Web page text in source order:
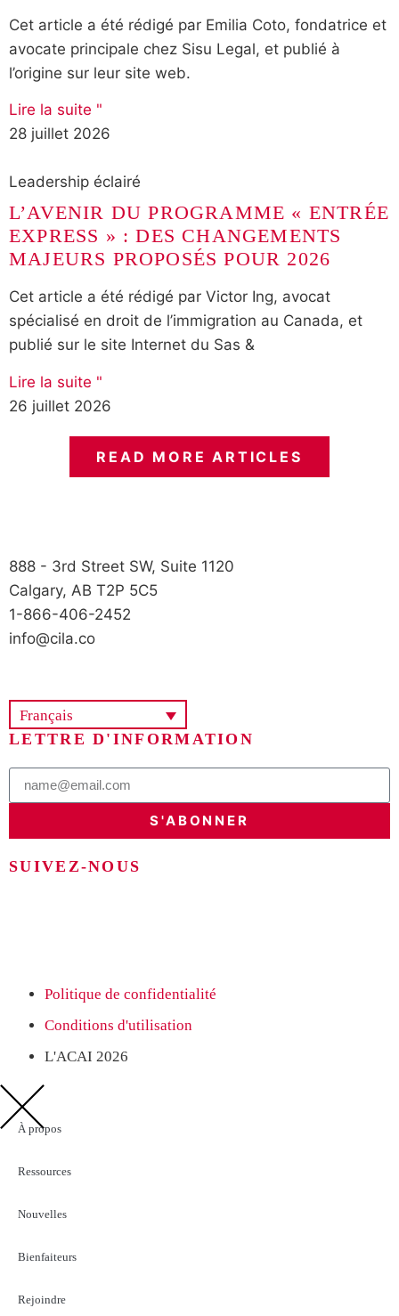
Cet article a été rédigé par Emilia Coto, fondatrice et
avocate principale chez Sisu Legal, et publié à
l’origine sur leur site web.
Lire la suite "
28 juillet 2026
Leadership éclairé
L’AVENIR DU PROGRAMME « ENTRÉE
EXPRESS » : DES CHANGEMENTS
MAJEURS PROPOSÉS POUR 2026
Cet article a été rédigé par Victor Ing, avocat
spécialisé en droit de l’immigration au Canada, et
publié sur le site Internet du Sas &
Lire la suite "
26 juillet 2026
READ MORE ARTICLES
888 - 3rd Street SW, Suite 1120
Calgary, AB T2P 5C5
1-866-406-2452
info@cila.co
Français
LETTRE D'INFORMATION
S'ABONNER
SUIVEZ-NOUS
Politique de confidentialité
Conditions d'utilisation
L'ACAI 2026
À propos
Ressources
Nouvelles
Bienfaiteurs
Rejoindre